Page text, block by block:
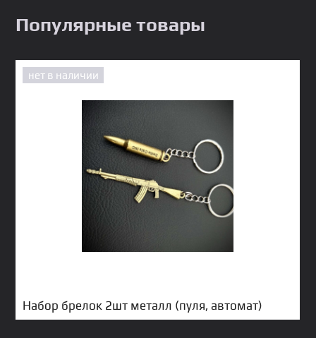
Популярные товары
нет в наличии
Набор брелок 2шт металл (пуля, автомат)